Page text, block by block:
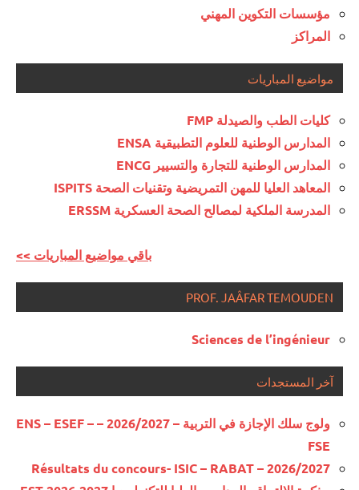
مؤسسات التكوين المهني
المراكز
مواضيع المباريات
كليات الطب والصيدلة FMP
المدارس الوطنية للعلوم التطبيقية ENSA
المدارس الوطنية للتجارة والتسيير ENCG
المعاهد العليا للمهن التمريضية وتقنيات الصحة ISPITS
المدرسة الملكية لمصالح الصحة العسكرية ERSSM
<< باقي مواضيع المباريات
PROF. JAÂFAR TEMOUDEN
Sciences de l’ingénieur
آخر المستجدات
ولوج سلك الإجازة في التربية – 2026/2027 – ENS – ESEF –
FSE
Résultats du concours- ISIC – RABAT – 2026/2027